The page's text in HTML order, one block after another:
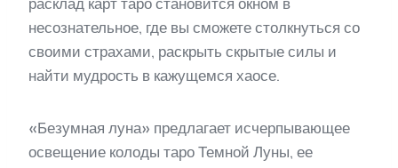
расклад карт таро становится окном в
несознательное, где вы сможете столкнуться со
своими страхами, раскрыть скрытые силы и
найти мудрость в кажущемся хаосе.
«Безумная луна» предлагает исчерпывающее
освещение колоды таро Темной Луны, ее